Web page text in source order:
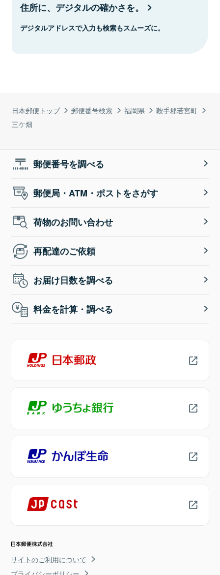
日本郵便トップ 郵便番号検索 福岡県
鞍手郡若宮町
三ケ畑
住所に、デジタルの確かさを。
デジタルアドレスで入力も検索もスムーズに。
郵便番号を調べる
郵便局・ATM・ポストをさがす
荷物のお問い合わせ
再配達のご依頼
お届け日数を調べる
料金を計算・調べる
サイトのご利用について